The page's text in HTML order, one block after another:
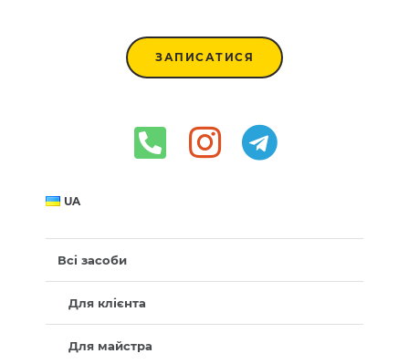
ЗАПИСАТИСЯ
UA
Всі засоби
Для клієнта
Для майстра